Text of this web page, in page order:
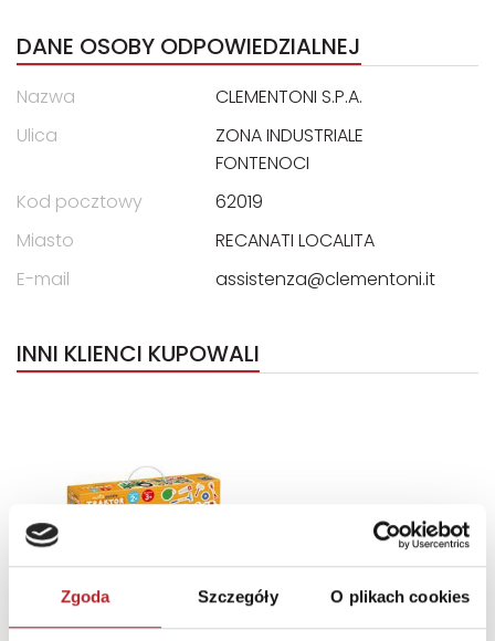
Zgoda Szczegóły O plikach cookies
DANE OSOBY ODPOWIEDZIALNEJ
Nazwa
CLEMENTONI S.P.A.
Ulica
ZONA INDUSTRIALE
FONTENOCI
Kod pocztowy
62019
Miasto
RECANATI LOCALITA
E-mail
assistenza@clementoni.it
INNI KLIENCI KUPOWALI